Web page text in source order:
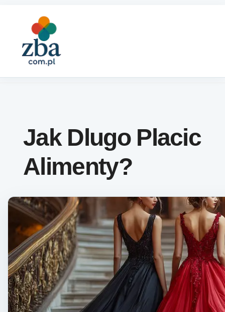
Jak Dlugo Placic
Alimenty?